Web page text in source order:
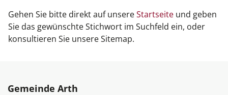
Gehen Sie bitte direkt auf unsereStartseite und geben
Sie das gewünschte Stichwort im Suchfeld ein, oder
konsultieren Sie unsere Sitemap.
Gemeinde Arth